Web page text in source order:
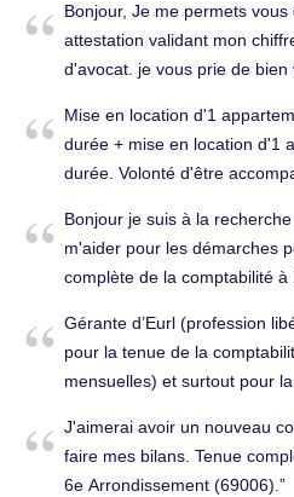
(juridique, fiscal, social...) à
(69006).
Bonjour, Je me permets
attestation validant mon
d'avocat. je vous prie de bien
remercie par avance Bien à
comptes annuels à Lyon 6e
Mise en location d'1
durée + mise en location d'1
durée. Volonté d'être
fiscal, social...) à Lyon 6e
Bonjour je suis à la
m'aider pour les démarches
complète de la comptabilité
Gérante d’Eurl (profession
pour la tenue de la
mensuelles) et surtout pour
paiements fiscaux etc.).
à Lyon 6e Arrondissement
J'aimerai avoir un nouveau
faire mes bilans. Tenue
6e Arrondissement (69006).